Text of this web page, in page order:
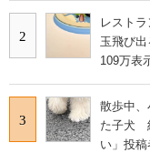
2
レスト
玉飛び
109万表
3
散歩中
た子犬
い」投